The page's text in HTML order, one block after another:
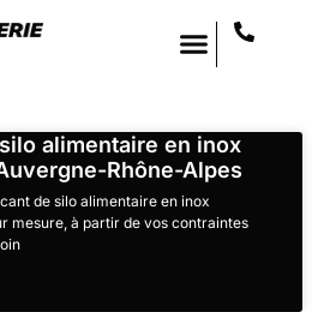
alimentaire en inox
Rhône-Alpes
de silo alimentaire en inox
mesure, à partir de vos contraintes